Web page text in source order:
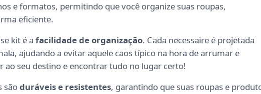
e formatos, permitindo que você organize suas roupas,
eficiente.
kit é a facilidade de organização. Cada necessaire é projetada
ajudando a evitar aquele caos típico na hora de arrumar e
ao seu destino e encontrar tudo no lugar certo!
sãoduráveis e resistentes, garantindo que suas roupas e